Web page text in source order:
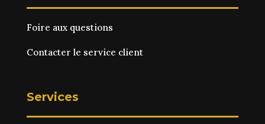
Foire aux questions
Contacter le service client
Services